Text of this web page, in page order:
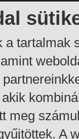
a tartalmak
meg
A